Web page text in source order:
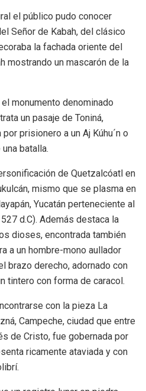
el público pudo conocer
Señor de Kabah, del clásico
la fachada oriente del
mostrando un mascarón de la
monumento denominado
un pasaje de Toniná,
prisionero a un Aj Kúhu´n o
batalla.
de Quetzalcóatl en
mismo que se plasma en
Yucatán perteneciente al
d.C). Además destaca la
dioses, encontrada también
a un hombre-mono aullador
brazo derecho, adornado con
tintero con forma de caracol.
con la pieza La
Campeche, ciudad que entre
de Cristo, fue gobernada por
ricamente ataviada y con